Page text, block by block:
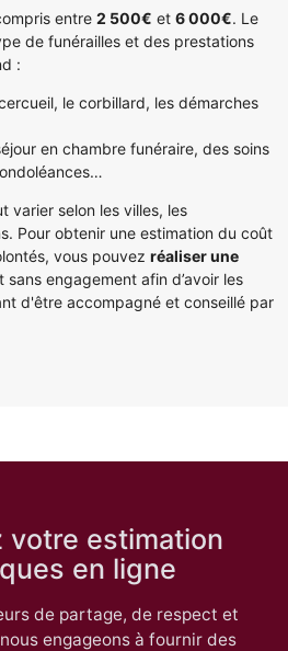
entre 2 500€ et 6 000€. Le
de funérailles et des prestations
:
le corbillard, les démarches
en chambre funéraire, des soins
varier selon les villes, les
Pour obtenir une estimation du coût
vous pouvez réaliser une
sans engagement afin d’avoir les
d'être accompagné et conseillé par
votre estimation
en ligne
de partage, de respect et
engageons à fournir des